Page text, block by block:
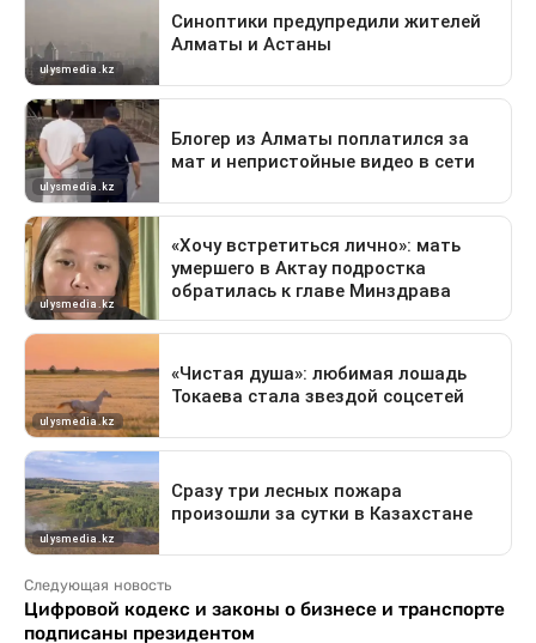
Следующая новость
Цифровой кодекс и законы о бизнесе и транспорте
подписаны президентом